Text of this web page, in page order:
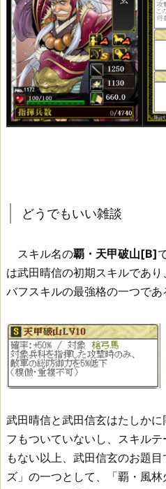
い
雑
談
どうでもいい雑談
スキル名の覇・天甲破山[B]
は武田晴信の初期スキルであ
バフスキルの最強格の一つであ
武田晴信と武田信玄はたしか
フもついていないし、スキル
もない以上、武田信玄のお題
ズ」の一つとして、「覇・風